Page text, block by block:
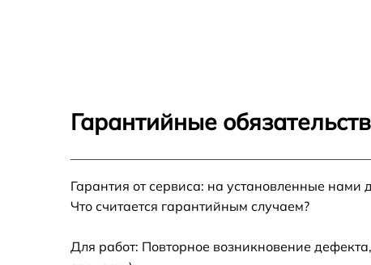
Замена микросхемы усилителя Guide TR450
Гарантийные
Гарантия от сервиса: на установленные нами
Что считается гарантийным случаем?
Для работ: Повторное возникновение